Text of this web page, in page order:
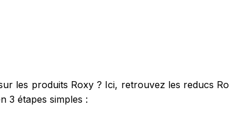
les produits Roxy ? Ici, retrouvez les reducs
3 étapes simples :